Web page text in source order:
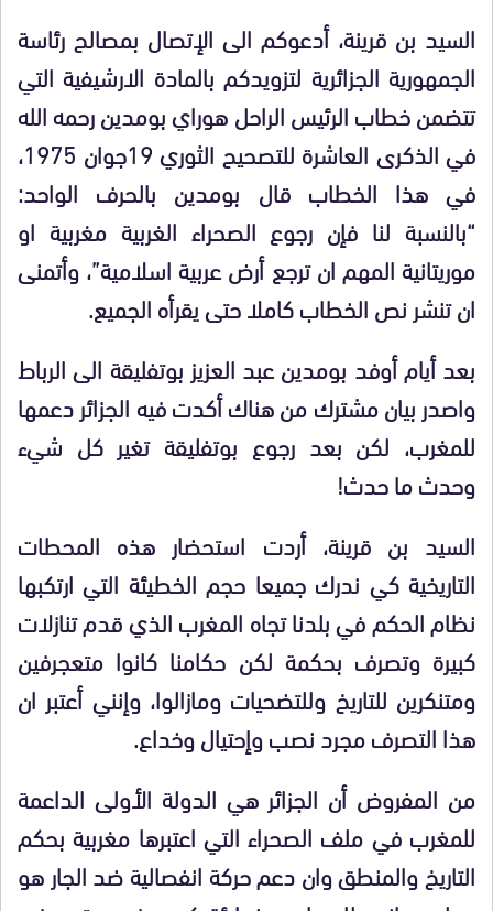
السيد بن قرينة، أدعوكم الى الإتصال بمصالح رئاسة
الجمهورية الجزائرية لتزويدكم بالمادة الارشيفية التي
تتضمن خطاب الرئيس الراحل هوراي بومدين رحمه الله
في الذكرى العاشرة للتصحيح الثوري 19جوان 1975،
في هذا الخطاب قال بومدين بالحرف الواحد:
“بالنسبة لنا فإن رجوع الصحراء الغربية مغربية او
موريتانية المهم ان ترجع أرض عربية اسلامية”، وأتمنى
ان تنشر نص الخطاب كاملا حتى يقرأه الجميع.
بعد أيام أوفد بومدين عبد العزيز بوتفليقة الى الرباط
واصدر بيان مشترك من هناك أكدت فيه الجزائر دعمها
للمغرب، لكن بعد رجوع بوتفليقة تغير كل شيء
وحدث ما حدث!
السيد بن قرينة، أردت استحضار هذه المحطات
التاريخية كي ندرك جميعا حجم الخطيئة التي ارتكبها
نظام الحكم في بلدنا تجاه المغرب الذي قدم تنازلات
كبيرة وتصرف بحكمة لكن حكامنا كانوا متعجرفين
ومتنكرين للتاريخ وللتضحيات ومازالوا، وإنني أعتبر ان
هذا التصرف مجرد نصب وإحتيال وخداع.
من المفروض أن الجزائر هي الدولة الأولى الداعمة
للمغرب في ملف الصحراء التي اعتبرها مغربية بحكم
التاريخ والمنطق وان دعم حركة انفصالية ضد الجار هو